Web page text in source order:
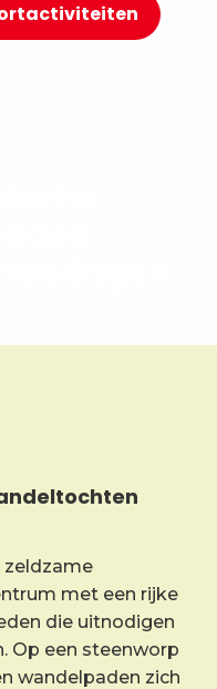
zeldzame
met een rijke
die uitnodigen
Op een steenworp
wandelpaden zich